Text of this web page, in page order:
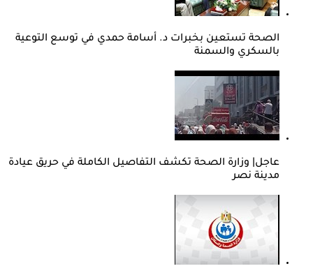
الصحة تستعين بخبرات د. أسامة حمدي في توسع التوعية
بالسكري والسمنة
عاجل| وزارة الصحة تكشف التفاصيل الكاملة في حريق عيادة
مدينة نصر